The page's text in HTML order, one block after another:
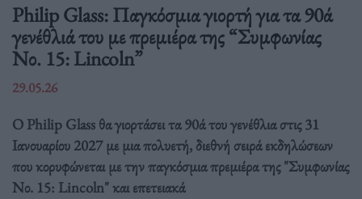
Philip Glass: Παγκόσμια γιορτή για τα 90ά
γενέθλιά του με πρεμιέρα της “Συμφωνίας
Νο. 15: Lincoln”
29.05.26
Ο Philip Glass θα γιορτάσει τα 90ά του γενέθλια στις 31
Ιανουαρίου 2027 με μια πολυετή, διεθνή σειρά εκδηλώσεων
που κορυφώνεται με την παγκόσμια πρεμιέρα της "Συμφωνίας
Νο. 15: Lincoln" και επετειακά